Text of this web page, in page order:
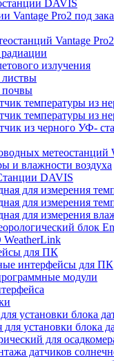
DAVIS
Vantage Pro2 под
Vantage Pro2
излучения
листвы
почвы
температуры из
температуры из
из черного УФ-
и влажности воздуха
DAVIS
для измерения
для измерения
для измерения
блок
для ПК
интерфейсы для ПК
модули
установки блока
установки блока
для
датчиков